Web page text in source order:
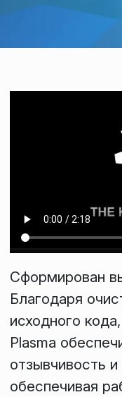
Сформирован
Благодаря
исходного
Plasma
отзывчивость
обеспечивая